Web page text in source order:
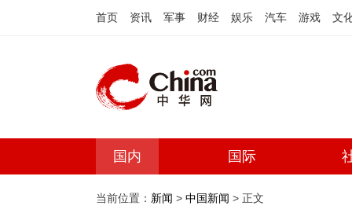
首页 资讯 军事 财经 娱乐 汽车 游戏 文
国内 国际
当前位置： 新闻 > 中国新闻 > 正文